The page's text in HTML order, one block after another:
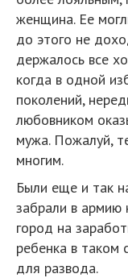
женщина. Ее
до этого не
держалось все
когда в одной
поколений,
любовником
мужа. Пожалуй,
многим.
Были еще и так
забрали в армию
город на
ребенка в таком
для развода.